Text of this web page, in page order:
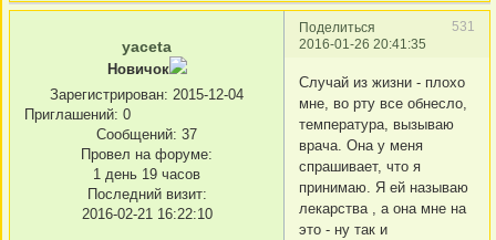
Поделиться
531
2016-01-26 20:41:35
yaceta
Новичок
Зарегистрирован: 2015-12-04
Приглашений: 0
Сообщений: 37
Провел на форуме:
1 день 19 часов
Последний визит:
2016-02-21 16:22:10
Случай из жизни - плохо
мне, во рту все обнесло,
температура, вызываю
врача. Она у меня
спрашивает, что я
принимаю. Я ей называю
лекарства , а она мне на
это - ну так и